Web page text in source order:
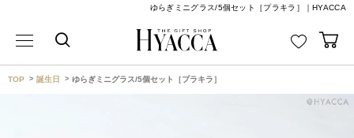
ゆらぎミニグラス/5個セット［プラキラ］｜HYACCA
TOP 誕生日 ゆらぎミニグラス/5個セット［プラキラ］